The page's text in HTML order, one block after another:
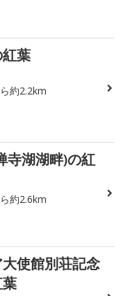
葉
約2.2km
寺湖湖畔)の紅
約2.6km
使館別荘記念